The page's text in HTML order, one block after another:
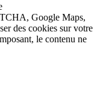
Google Maps,
des cookies sur votre
le contenu ne